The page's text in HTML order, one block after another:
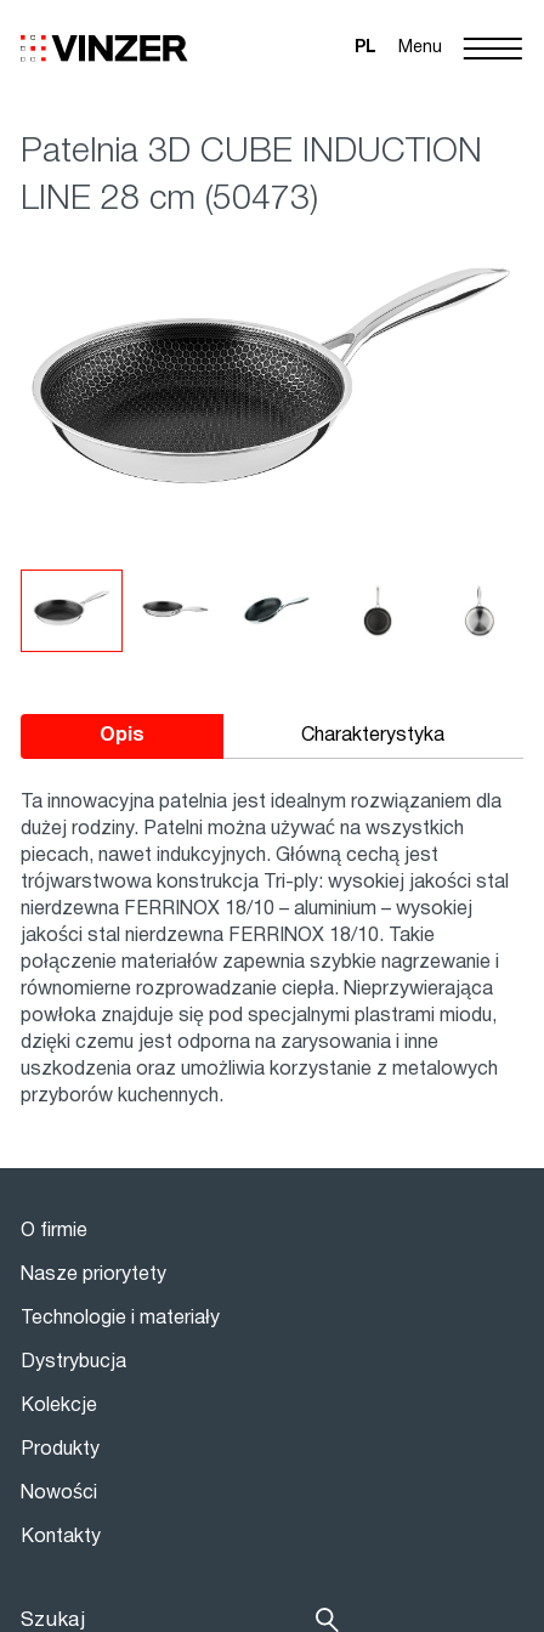
Menu
PL
Patelnia 3D CUBE INDUCTION
LINE 28 cm (50473)
Opis Charakterystyka
Ta innowacyjna patelnia jest idealnym rozwiązaniem dla
dużej rodziny. Patelni można używać na wszystkich
piecach, nawet indukcyjnych. Główną cechą jest
trójwarstwowa konstrukcja Tri-ply: wysokiej jakości stal
nierdzewna FERRINOX 18/10 – aluminium – wysokiej
jakości stal nierdzewna FERRINOX 18/10. Takie
połączenie materiałów zapewnia szybkie nagrzewanie i
równomierne rozprowadzanie ciepła. Nieprzywierająca
powłoka znajduje się pod specjalnymi plastrami miodu,
dzięki czemu jest odporna na zarysowania i inne
uszkodzenia oraz umożliwia korzystanie z metalowych
przyborów kuchennych.
O firmie
Nasze priorytety
Technologie i materiały
Dystrybucja
Kolekcje
Produkty
Nowości
Kontakty
Szukaj